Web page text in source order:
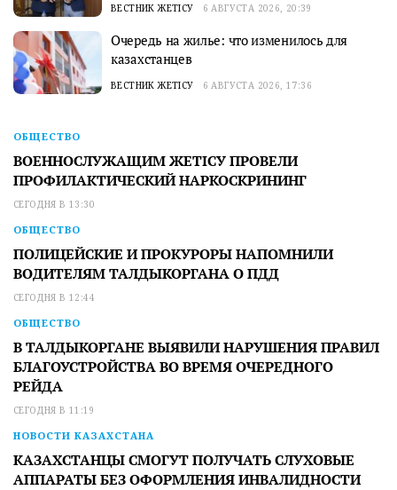
ВЕСТНИК ЖЕТІСУ 6 АВГУСТА 2026, 20:39
Очередь на жилье: что изменилось для
казахстанцев
ВЕСТНИК ЖЕТІСУ 6 АВГУСТА 2026, 17:36
ОБЩЕСТВО
ВОЕННОСЛУЖАЩИМ ЖЕТІСУ ПРОВЕЛИ
ПРОФИЛАКТИЧЕСКИЙ НАРКОСКРИНИНГ
СЕГОДНЯ В 13:30
ОБЩЕСТВО
ПОЛИЦЕЙСКИЕ И ПРОКУРОРЫ НАПОМНИЛИ
ВОДИТЕЛЯМ ТАЛДЫКОРГАНА О ПДД
СЕГОДНЯ В 12:44
ОБЩЕСТВО
В ТАЛДЫКОРГАНЕ ВЫЯВИЛИ НАРУШЕНИЯ ПРАВИЛ
БЛАГОУСТРОЙСТВА ВО ВРЕМЯ ОЧЕРЕДНОГО
РЕЙДА
СЕГОДНЯ В 11:19
НОВОСТИ КАЗАХСТАНА
КАЗАХСТАНЦЫ СМОГУТ ПОЛУЧАТЬ СЛУХОВЫЕ
АППАРАТЫ БЕЗ ОФОРМЛЕНИЯ ИНВАЛИДНОСТИ